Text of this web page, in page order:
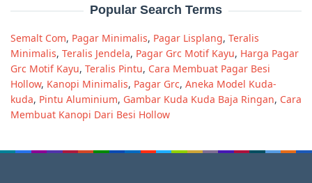
Popular Search Terms
Semalt Com, Pagar Minimalis, Pagar Lisplang, Teralis
Minimalis, Teralis Jendela, Pagar Grc Motif Kayu, Harga Pagar
Grc Motif Kayu, Teralis Pintu, Cara Membuat Pagar Besi
Hollow, Kanopi Minimalis, Pagar Grc, Aneka Model Kuda-
kuda, Pintu Aluminium, Gambar Kuda Kuda Baja Ringan, Cara
Membuat Kanopi Dari Besi Hollow